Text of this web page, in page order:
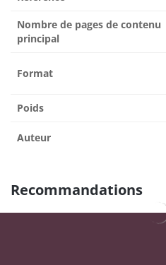
Nombre de pages de contenu
principal
Format
Poids
Auteur
Recommandations